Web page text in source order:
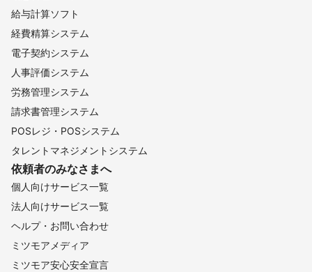
給与計算ソフト
経費精算システム
電子契約システム
人事評価システム
労務管理システム
請求書管理システム
POSレジ・POSシステム
タレントマネジメントシステム
依頼者のみなさまへ
個人向けサービス一覧
法人向けサービス一覧
ヘルプ・お問い合わせ
ミツモアメディア
ミツモア安心安全宣言